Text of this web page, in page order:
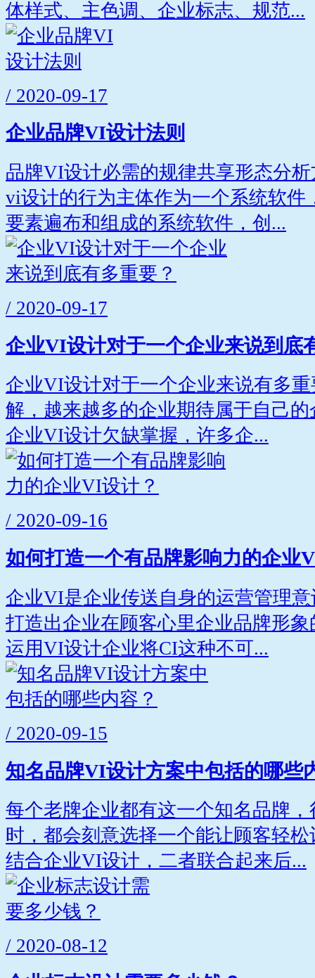
体样式、主色调、企业标志、规范...
/ 2020-09-17
企业品牌VI设计法则
品牌VI设计必需的规律共享形态分
vi设计的行为主体作为一个系统软件
要素遍布和组成的系统软件，创...
/ 2020-09-17
企业VI设计对于一个企业来说到底
企业VI设计对于一个企业来说有多
解，越来越多的企业期待属于自己
企业VI设计欠缺掌握，许多企...
/ 2020-09-16
如何打造一个有品牌影响力的企业
企业VI是企业传送自身的运营管理
打造出企业在顾客心里企业品牌形
运用VI设计企业将CI这种不可...
/ 2020-09-15
知名品牌VI设计方案中包括的哪些
每个老牌企业都有这一个知名品牌
时，都会刻意选择一个能让顾客轻
结合企业VI设计，二者联合起来后...
/ 2020-08-12